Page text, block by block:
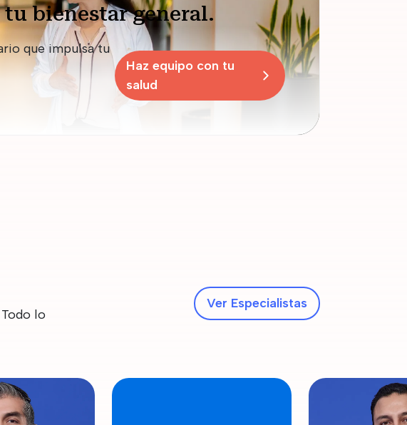
bienestar general.
que impulsa tu
Haz equipo con tu
salud
lo
Ver Especialistas